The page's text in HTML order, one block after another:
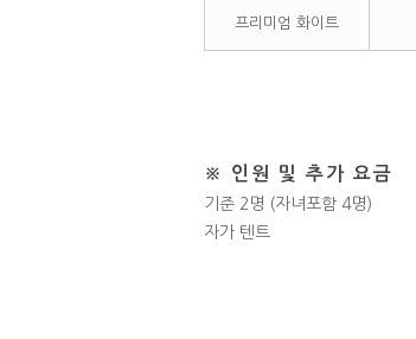
프리미엄 화이트
※ 인원 및 추가 요금
기준 2명 (자녀포함 4명)
자가 텐트